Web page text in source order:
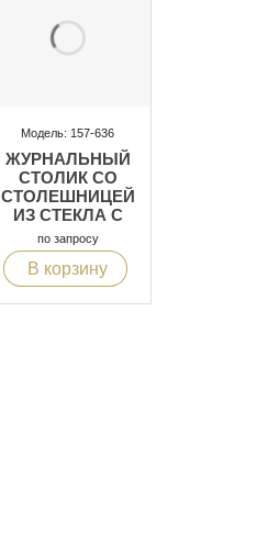
Модель: 157-636
ЖУРНАЛЬНЫЙ
СТОЛИК СО
СТОЛЕШНИЦЕЙ
ИЗ СТЕКЛА С
ЭФФЕКТОМ
МРАМОРА
по запросу
В корзину